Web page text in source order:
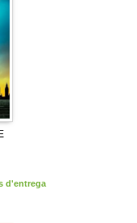
d'entrega